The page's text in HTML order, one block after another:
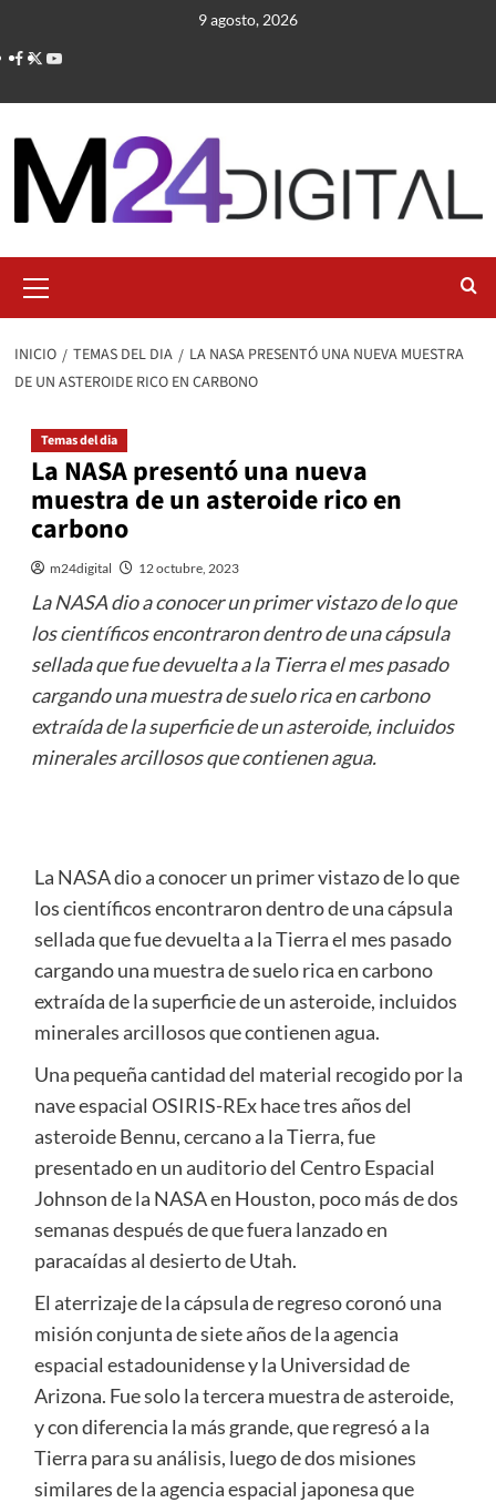
contenido
9 agosto, 2026
primario
INICIO TEMAS DEL DIA
LA NASA PRESENTÓ UNA NUEVA MUESTRA
DE UN ASTEROIDE RICO EN CARBONO
Temas del dia
La NASA presentó una nueva
muestra de un asteroide rico en
carbono
m24digital 12 octubre, 2023
La NASA dio a conocer un primer vistazo de lo que
los científicos encontraron dentro de una cápsula
sellada que fue devuelta a la Tierra el mes pasado
cargando una muestra de suelo rica en carbono
extraída de la superficie de un asteroide, incluidos
minerales arcillosos que contienen agua.
La NASA dio a conocer un primer vistazo de lo que
los científicos encontraron dentro de una cápsula
sellada que fue devuelta a la Tierra el mes pasado
cargando una muestra de suelo rica en carbono
extraída de la superficie de un asteroide, incluidos
minerales arcillosos que contienen agua.
Una pequeña cantidad del material recogido por la
nave espacial OSIRIS-REx hace tres años del
asteroide Bennu, cercano a la Tierra, fue
presentado en un auditorio del Centro Espacial
Johnson de la NASA en Houston, poco más de dos
semanas después de que fuera lanzado en
paracaídas al desierto de Utah.
El aterrizaje de la cápsula de regreso coronó una
misión conjunta de siete años de la agencia
espacial estadounidense y la Universidad de
Arizona. Fue solo la tercera muestra de asteroide,
y con diferencia la más grande, que regresó a la
Tierra para su análisis, luego de dos misiones
similares de la agencia espacial japonesa que